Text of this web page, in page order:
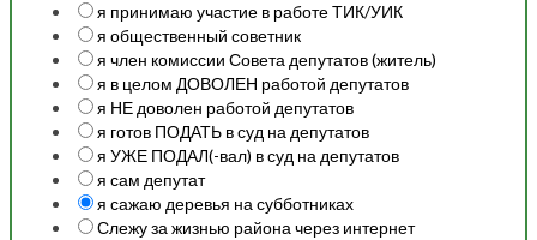
я принимаю участие в работе ТИК/УИК
я общественный советник
я член комиссии Совета депутатов (житель)
я в целом ДОВОЛЕН работой депутатов
я НЕ доволен работой депутатов
я готов ПОДАТЬ в суд на депутатов
я УЖЕ ПОДАЛ(-вал) в суд на депутатов
я сам депутат
я сажаю деревья на субботниках
Слежу за жизнью района через интернет